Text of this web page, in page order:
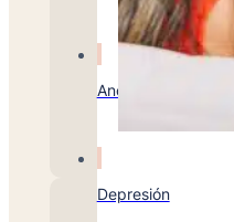
Anorexia
Depresión